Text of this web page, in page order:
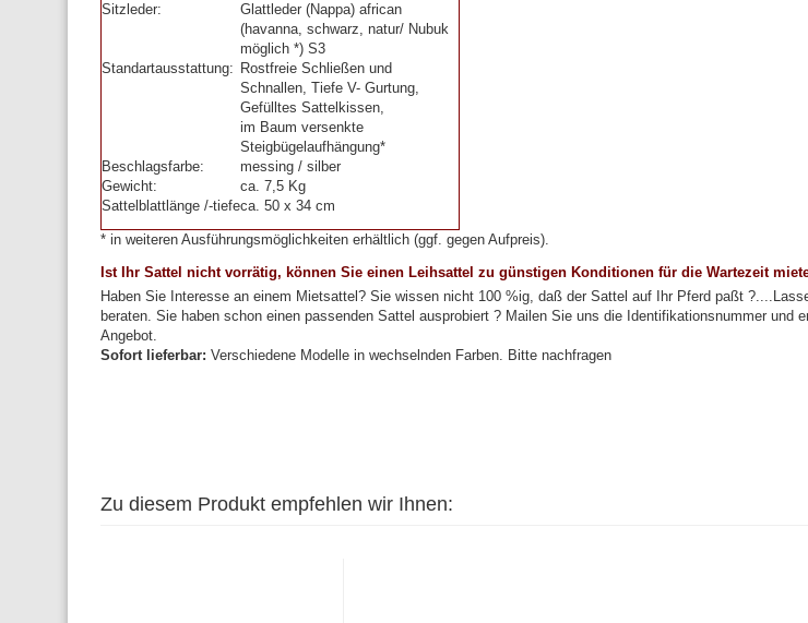
Sitzleder:
Glattleder (Nappa) african
(havanna, schwarz, natur/ Nubuk
möglich *) S3
Standartausstattung: Rostfreie Schließen und
Schnallen, Tiefe V- Gurtung,
Gefülltes Sattelkissen,
im Baum versenkte
Steigbügelaufhängung*
Beschlagsfarbe:
messing / silber
Gewicht:
ca. 7,5 Kg
Sattelblattlänge /-tiefeca. 50 x 34 cm
* in weiteren Ausführungsmöglichkeiten erhältlich (ggf. gegen Aufpreis).
Ist Ihr Sattel nicht vorrätig, können Sie einen Leihsattel zu günstigen Konditionen für die Wartezeit
Haben Sie Interesse an einem Mietsattel? Sie wissen nicht 100 %ig, daß der Sattel auf Ihr Pferd paßt
beraten. Sie haben schon einen passenden Sattel ausprobiert ? Mailen Sie uns die Identifikationsnummer und
Angebot.
Sofort lieferbar: Verschiedene Modelle in wechselnden Farben. Bitte nachfragen
Zu diesem Produkt empfehlen wir Ihnen: